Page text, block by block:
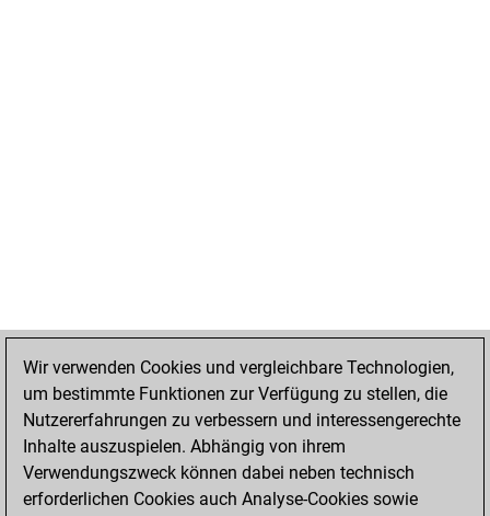
Wir verwenden Cookies und vergleichbare Technologien,
um bestimmte Funktionen zur Verfügung zu stellen, die
Nutzererfahrungen zu verbessern und interessengerechte
Inhalte auszuspielen. Abhängig von ihrem
Verwendungszweck können dabei neben technisch
erforderlichen Cookies auch Analyse-Cookies sowie